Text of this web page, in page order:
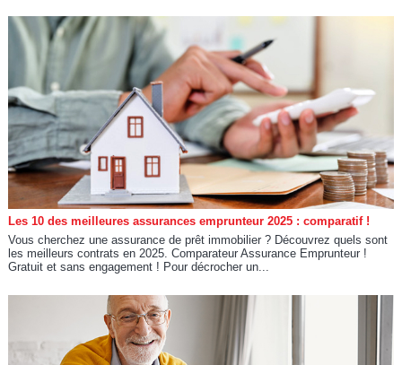
Les 10 des meilleures assurances emprunteur 2025 : comparatif !
Vous cherchez une assurance de prêt immobilier ? Découvrez quels sont
les meilleurs contrats en 2025. Comparateur Assurance Emprunteur !
Gratuit et sans engagement ! Pour décrocher un...